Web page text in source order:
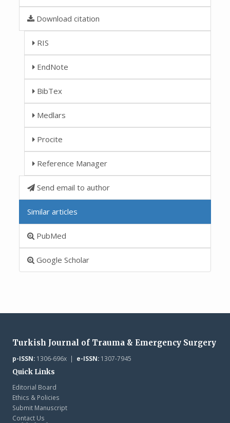
Download citation
RIS
EndNote
BibTex
Medlars
Procite
Reference Manager
Send email to author
Similar articles
PubMed
Google Scholar
Turkish Journal of Trauma & Emergency Surgery
p-ISSN:1306-696x | e-ISSN:1307-7945
Quick Links
Editorial Board
Ethics & Policies
Submit Manuscript
Contact Us